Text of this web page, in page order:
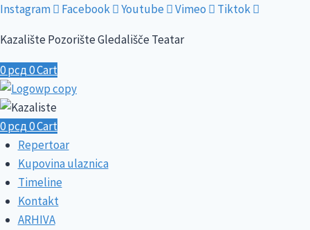
Skip
content
Instagram Facebook Youtube Vimeo
Tiktok
Kazalište Pozorište Gledališče Teatar
0рсд0Cart
0рсд0Cart
Repertoar
Kupovina ulaznica
Timeline
Kontakt
ARHIVA